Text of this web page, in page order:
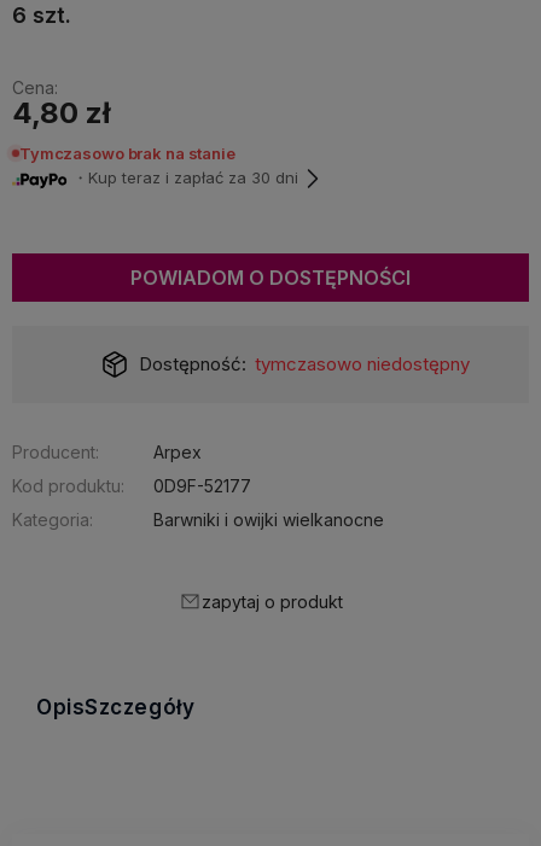
6 szt.
Cena:
4,80 zł
Tymczasowo brak na stanie
・Kup teraz i zapłać za 30 dni
POWIADOM O DOSTĘPNOŚCI
Dostępność: tymczasowo niedostępny
Producent:
Arpex
Kod produktu:
0D9F-52177
Kategoria:
Barwniki i owijki wielkanocne
zapytaj o produkt
OpisSzczegóły